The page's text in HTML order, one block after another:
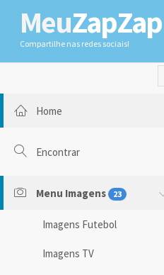
MeuZapZap
Compartilhe nas redes sociais!
Home
Encontrar
Menu Imagens 23
Imagens Futebol
Imagens TV